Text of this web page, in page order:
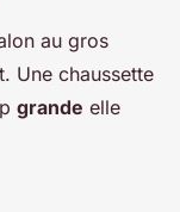
au gros
Une chaussette
grande elle